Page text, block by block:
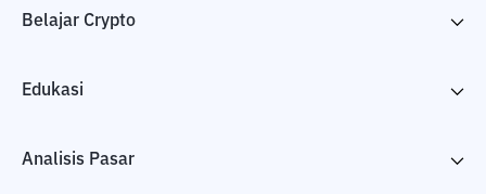
Belajar Crypto
Edukasi
Analisis Pasar